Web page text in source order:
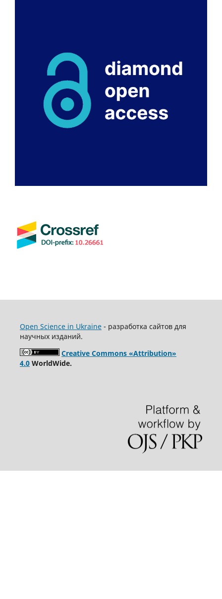
Open Science in Ukraine- разработка сайтов для
научных изданий.
Creative Commons «Attribution»
4.0WorldWide.